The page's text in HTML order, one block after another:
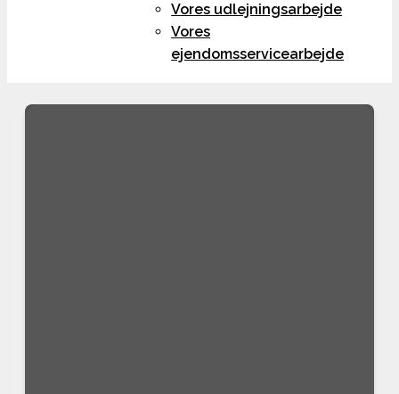
Vores udlejningsarbejde
Vores
ejendomsservicearbejde